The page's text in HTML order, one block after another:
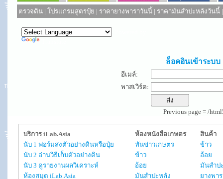
ตรวจดิน | โปรแกรมสูตรปุ๋ย | ราคายางพาราวันนี้ | ราคามันสำปะหลังวันนี้
ล็อคอินเข้าระบบ
อีเมล์:
พาสเวิร์ด:
Previous page = /
บริการ iLab.Asia
นับ 1 ฟอร์มส่งตัวอย่างดินหรือปุ๋ย
นับ 2 อ่านวิธีเก็บตัวอย่างดิน
นับ 3 ดูรายงานผลวิเคราะห์
ห้องสมุด iLab.Asia
ห้องหนังสือเกษตร
ทันข่าวเกษตร
ข้าว
อ้อย
มันสำปะหลัง
สินค้า
ข้าว
อ้อย
มันสำป
ยางพา